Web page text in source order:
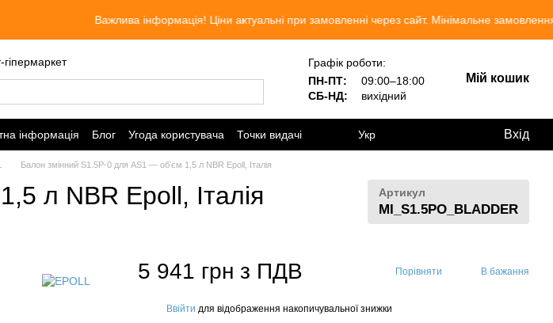
Важлива інформація! Ціни актуальні при замовленні через сайт. Мінімальне замовлення 300
гіпермаркет
Графік роботи:
ПН-ПТ:
09:00–18:00
СБ-НД:
вихідний
Мій кошик
інформація Блог Угода користувача Точки видачі Укр Вхід
Балон змінний S1.5P-0 для AS1 — обʼєм 1,5 л NBR Epoll, Італія
л NBR Epoll, Італія Артикул
MI_S1.5PO_BLADDER
5 941 грн з ПДВ Порівняти В бажання
Ввійти для відображення накопичувальної знижки